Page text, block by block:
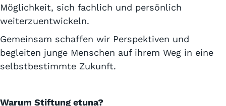
Möglichkeit, sich fachlich und persönlich
weiterzuentwickeln.
Gemeinsam schaffen wir Perspektiven und
begleiten junge Menschen auf ihrem Weg in eine
selbstbestimmte Zukunft.
Warum Stiftung etuna?